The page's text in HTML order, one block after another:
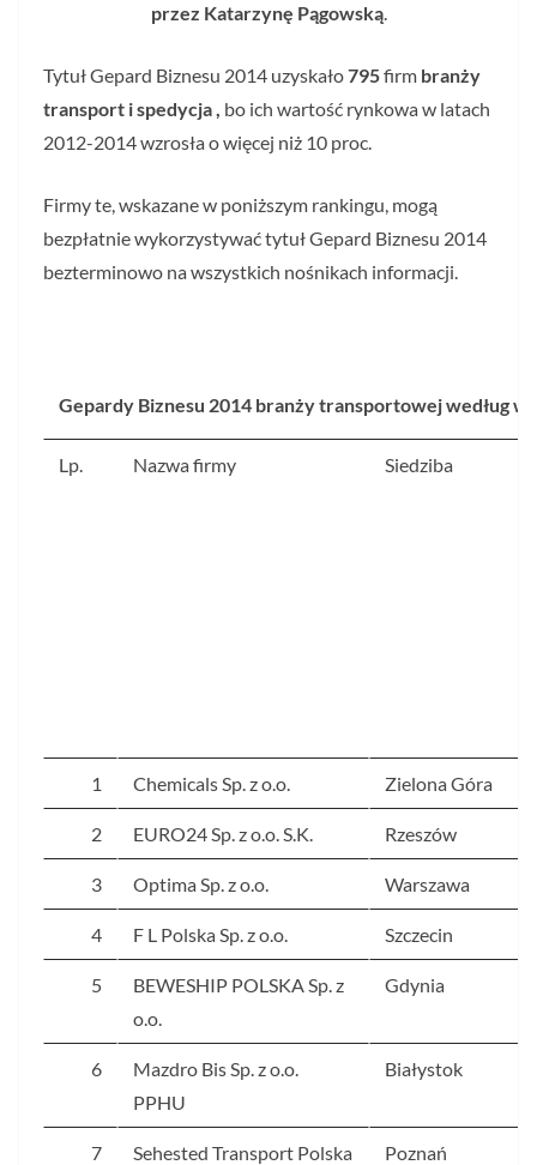
przez Katarzynę Pągowską.
Tytuł Gepard Biznesu 2014 uzyskało795firm branży
transport i spedycja, bo ich wartość rynkowa w latach
2012-2014 wzrosła o więcej niż 10 proc.
Firmy te, wskazane w poniższym rankingu, mogą
bezpłatnie wykorzystywać tytuł Gepard Biznesu 2014
bezterminowo na wszystkich nośnikach informacji.
Gepardy Biznesu 2014 branży transportowej według
Lp. Nazwa firmy Siedziba
1 Chemicals Sp. z o.o. Zielona Góra
2 EURO24 Sp. z o.o. S.K. Rzeszów
3 Optima Sp. z o.o. Warszawa
4 F L Polska Sp. z o.o. Szczecin
5
BEWESHIP POLSKA Sp. z
o.o.
Gdynia
6
Mazdro Bis Sp. z o.o.
PPHU
Białystok
7
Sehested Transport Polska
Poznań